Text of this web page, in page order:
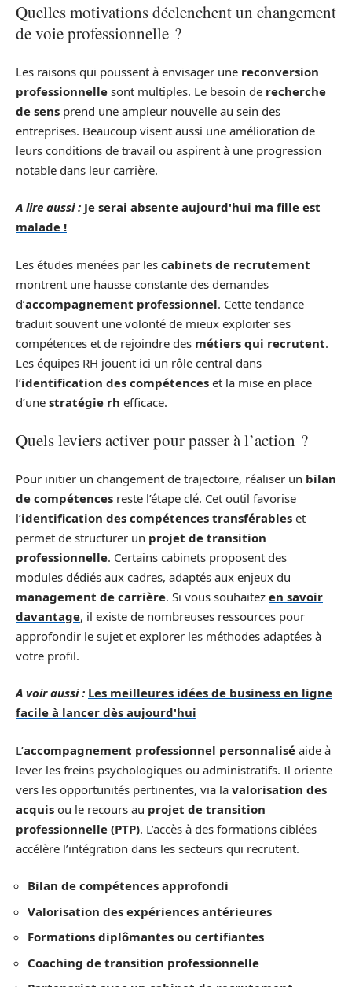
Quelles motivations déclenchent un changement
de voie professionnelle ?
Les raisons qui poussent à envisager une reconversion
professionnelle sont multiples. Le besoin de recherche
de sens prend une ampleur nouvelle au sein des
entreprises. Beaucoup visent aussi une amélioration de
leurs conditions de travail ou aspirent à une progression
notable dans leur carrière.
A lire aussi : Je serai absente aujourd'hui ma fille est
malade !
Les études menées par les cabinets de recrutement
montrent une hausse constante des demandes
d’accompagnement professionnel. Cette tendance
traduit souvent une volonté de mieux exploiter ses
compétences et de rejoindre des métiers qui recrutent.
Les équipes RH jouent ici un rôle central dans
l’identification des compétences et la mise en place
d’une stratégie rh efficace.
Quels leviers activer pour passer à l’action ?
Pour initier un changement de trajectoire, réaliser un bilan
de compétences reste l’étape clé. Cet outil favorise
l’identification des compétences transférables et
permet de structurer un projet de transition
professionnelle. Certains cabinets proposent des
modules dédiés aux cadres, adaptés aux enjeux du
management de carrière. Si vous souhaitez en savoir
davantage, il existe de nombreuses ressources pour
approfondir le sujet et explorer les méthodes adaptées à
votre profil.
A voir aussi : Les meilleures idées de business en ligne
facile à lancer dès aujourd'hui
L’accompagnement professionnel personnalisé aide à
lever les freins psychologiques ou administratifs. Il oriente
vers les opportunités pertinentes, via la valorisation des
acquis ou le recours au projet de transition
professionnelle (PTP). L’accès à des formations ciblées
accélère l’intégration dans les secteurs qui recrutent.
Bilan de compétences approfondi
Valorisation des expériences antérieures
Formations diplômantes ou certifiantes
Coaching de transition professionnelle